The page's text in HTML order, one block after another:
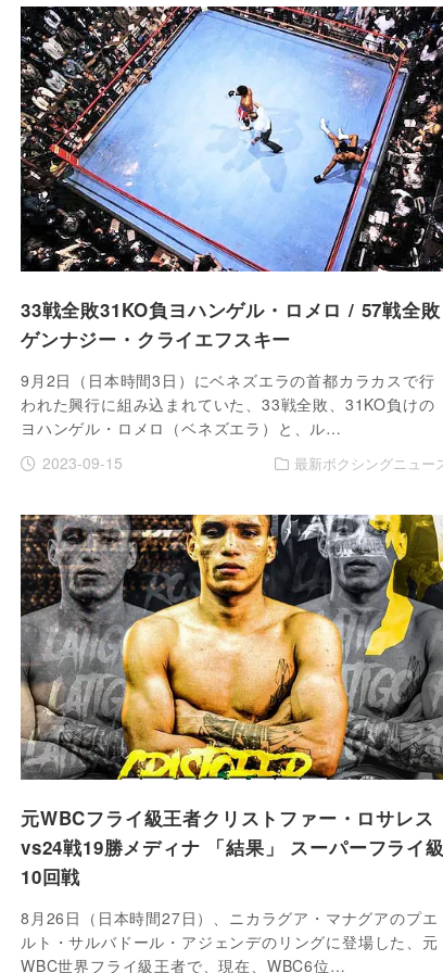
33戦全敗31KO負ヨハンゲル・ロメロ / 57戦全敗
ゲンナジー・クライエフスキー
9月2日（日本時間3日）にベネズエラの首都カラカスで行
われた興行に組み込まれていた、33戦全敗、31KO負けの
ヨハンゲル・ロメロ（ベネズエラ）と、ル…
2023-09-15
最新ボクシングニュー
元WBCフライ級王者クリストファー・ロサレス
vs24戦19勝メディナ 「結果」 スーパーフライ
10回戦
8月26日（日本時間27日）、ニカラグア・マナグアのプエ
ルト・サルバドール・アジェンデのリングに登場した、元
WBC世界フライ級王者で、現在、WBC6位…